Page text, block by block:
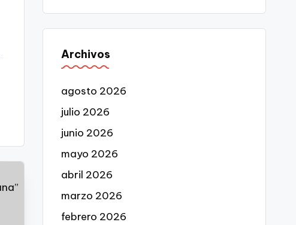
Archivos
agosto 2026
julio 2026
junio 2026
mayo 2026
abril 2026
marzo 2026
febrero 2026